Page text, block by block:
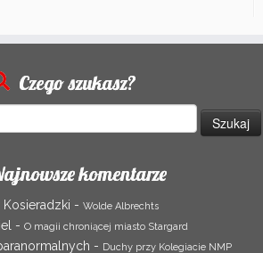
Czego szukasz?
komentarze
Kosieradzki - Wolde Albrechts
- O magii chroniącej miasto Stargard
- Duchy przy Kolegiacie NMP